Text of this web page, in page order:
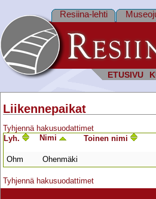
ETUSIVU
Resiina-lehti
Liikennepaikat
Tyhjennä hakusuodattimet
Lyh.
Nimi Toinen nimi
Ohm Ohenmäki
Tyhjennä hakusuodattimet